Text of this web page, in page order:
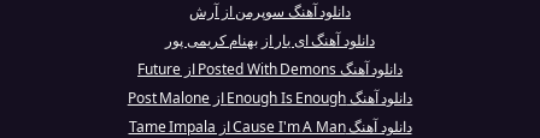
دانلود آهنگ سوپرمن از آرش
دانلود آهنگ ای یار از بهنام کریمی پور
دانلود آهنگ Posted With Demons از Future
دانلود آهنگ Enough Is Enough از Post Malone
دانلود آهنگ Cause I'm A Man از Tame Impala